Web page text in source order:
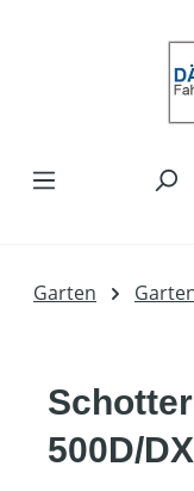
Garten
500D/